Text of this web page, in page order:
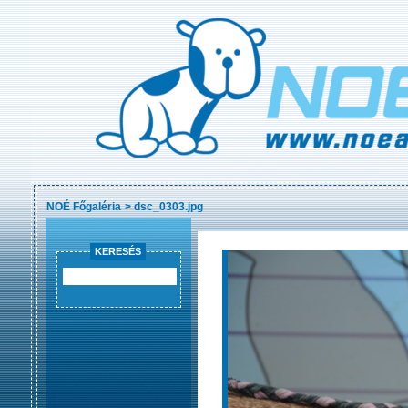
NOÉ Főgaléria >dsc_0303.jpg
KERESÉS